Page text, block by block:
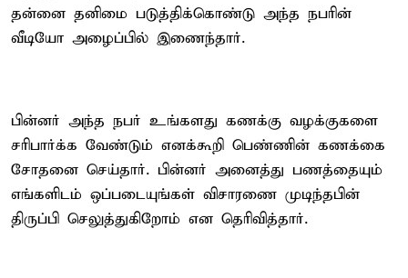
தன்னை தனிமை படுத்திக்கொண்டு அந்த நபரின்
வீடியோ அழைப்பில் இணைந்தார்.
பின்னர் அந்த நபர் உங்களது கணக்கு வழக்குகளை
சரிபார்க்க வேண்டும் எனக்கூறி பெண்ணின் கணக்கை
சோதனை செய்தார். பின்னர் அனைத்து பணத்தையும்
எங்களிடம் ஒப்படையுங்கள் விசாரணை முடிந்தபின்
திருப்பி செலுத்துகிறோம் என தெரிவித்தார்.